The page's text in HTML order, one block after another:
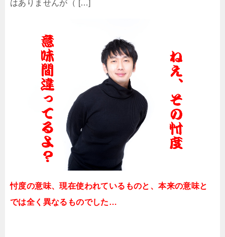
はありませんが（ […]
忖度の意味、現在使われているものと、本来の意味と
では全く異なるものでした…